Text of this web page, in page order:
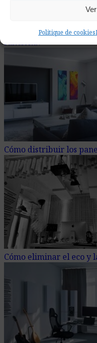
Politique de cookies
Cómo reducir el ruido
funciona?
Cómo distribuir los
Cómo eliminar el eco y